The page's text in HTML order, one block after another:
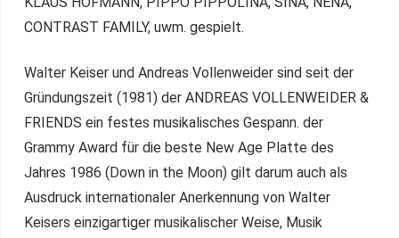
CONTRAST FAMILY, uwm. gespielt.
Walter Keiser und Andreas Vollenweider sind seit der
Gründungszeit (1981) der ANDREAS VOLLENWEIDER &
FRIENDS ein festes musikalisches Gespann. der
Grammy Award für die beste New Age Platte des
Jahres 1986 (Down in the Moon) gilt darum auch als
Ausdruck internationaler Anerkennung von Walter
Keisers einzigartiger musikalischer Weise, Musik